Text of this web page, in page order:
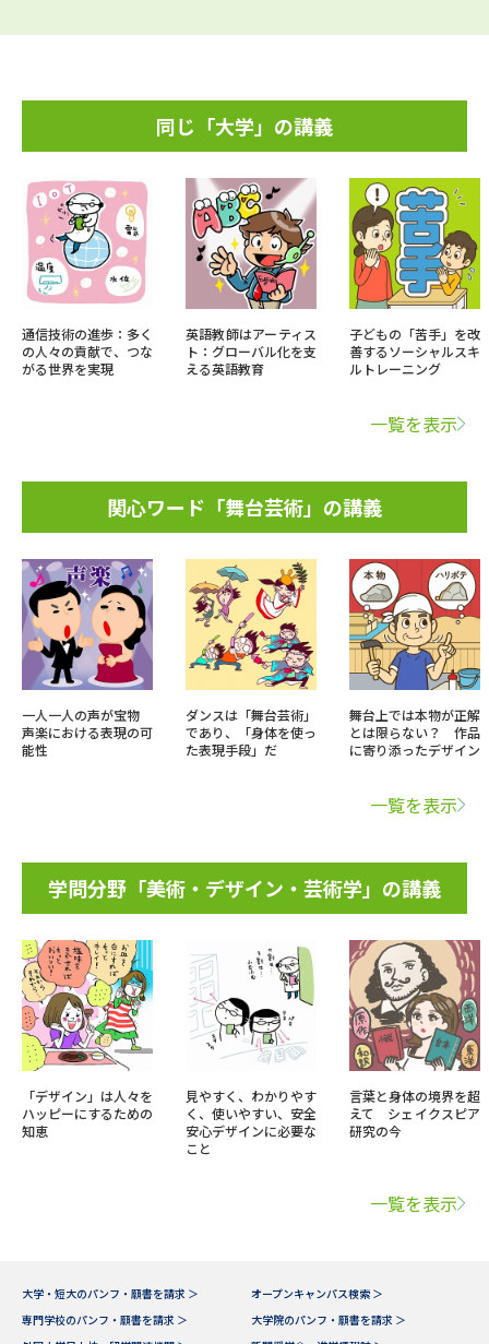
同じ「大学」の講義
通信技術の進歩：多く
の人々の貢献で、つな
がる世界を実現
英語教師はアーティス
ト：グローバル化を支
える英語教育
子どもの「苦手」を改
善するソーシャルスキ
ルトレーニング
一覧を表示
関心ワード「舞台芸術」の講義
一人一人の声が宝物
声楽における表現の可
能性
ダンスは「舞台芸術」
であり、「身体を使っ
た表現手段」だ
舞台上では本物が正解
とは限らない？ 作品
に寄り添ったデザイン
一覧を表示
学問分野「美術・デザイン・芸術学」の講義
「デザイン」は人々を
ハッピーにするための
知恵
見やすく、わかりやす
く、使いやすい、安全
安心デザインに必要な
こと
言葉と身体の境界を超
えて シェイクスピア
研究の今
一覧を表示
大学・短大のパンフ・願書を請求 ＞
オープンキャンパス検索 ＞
専門学校のパンフ・願書を請求 ＞
大学院のパンフ・願書を請求 ＞